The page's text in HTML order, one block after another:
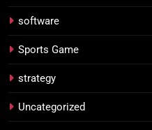
software
Sports Game
strategy
Uncategorized